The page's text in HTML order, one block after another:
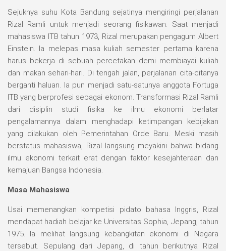
Sejuknya suhu Kota Bandung sejatinya mengiringi perjalanan
Rizal Ramli untuk menjadi seorang fisikawan. Saat menjadi
mahasiswa ITB tahun 1973, Rizal merupakan pengagum Albert
Einstein. Ia melepas masa kuliah semester pertama karena
harus bekerja di sebuah percetakan demi membiayai kuliah
dan makan sehari-hari. Di tengah jalan, perjalanan cita-citanya
berganti haluan. Ia pun menjadi satu-satunya anggota Fortuga
ITB yang berprofesi sebagai ekonom. Transformasi Rizal Ramli
dari disiplin studi fisika ke ilmu ekonomi berlatar
pengalamannya dalam menghadapi ketimpangan kebijakan
yang dilakukan oleh Pemerintahan Orde Baru. Meski masih
berstatus mahasiswa, Rizal langsung meyakini bahwa bidang
ilmu ekonomi terkait erat dengan faktor kesejahteraan dan
kemajuan Bangsa Indonesia.
Masa Mahasiswa
Usai memenangkan kompetisi pidato bahasa Inggris, Rizal
mendapat hadiah belajar ke Universitas Sophia, Jepang, tahun
1975. Ia melihat langsung kebangkitan ekonomi di Negara
tersebut. Sepulang dari Jepang, di tahun berikutnya Rizal